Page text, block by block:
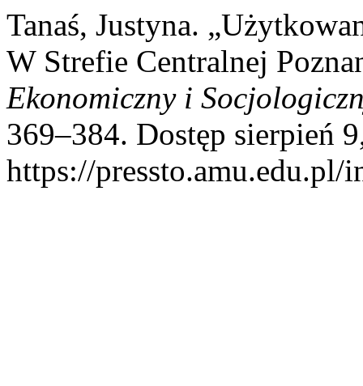
Tanaś, Justyna.
W Strefie Centralnej
Ekonomiczny i
369–384. Dostęp sierpień
https://